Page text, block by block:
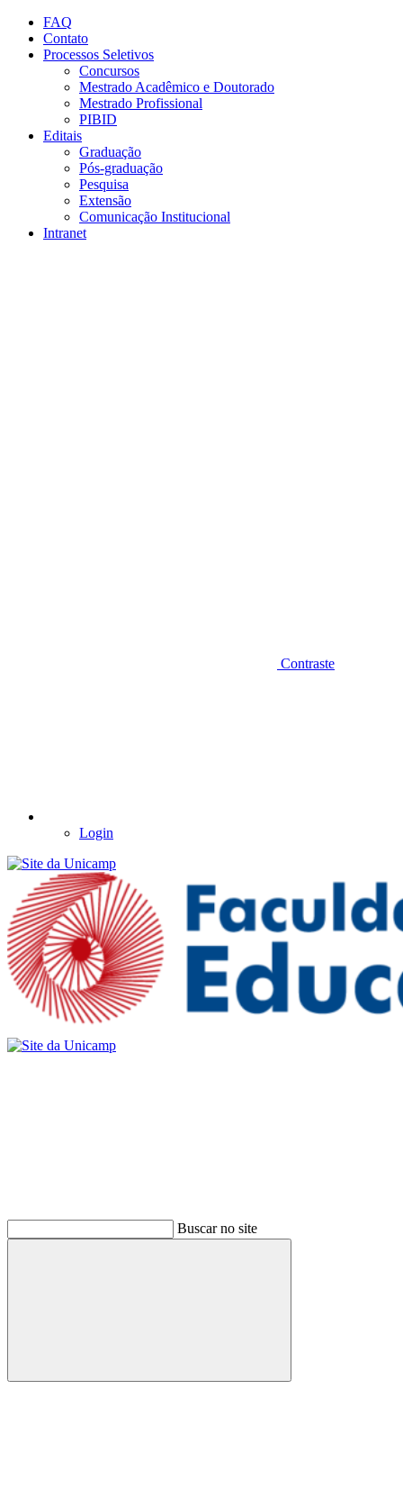
Conteúdo principal
FAQ
Contato
Processos Seletivos
Concursos
Mestrado Acadêmico e Doutorado
Mestrado Profissional
PIBID
Editais
Graduação
Pós-graduação
Pesquisa
Extensão
Comunicação Institucional
Intranet
Contraste
Login
Buscar no site
Buscar